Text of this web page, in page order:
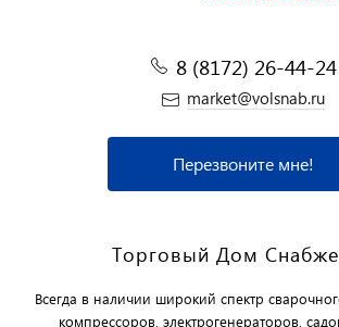
8 (8172) 26-44-24
market@volsnab.ru
Перезвоните мне!
Торговый Дом
Всегда в наличии широкий спектр
компрессоров, электрогенераторов,